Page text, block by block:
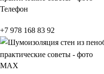
Телефон
+7 978 168 83 92
МАХ